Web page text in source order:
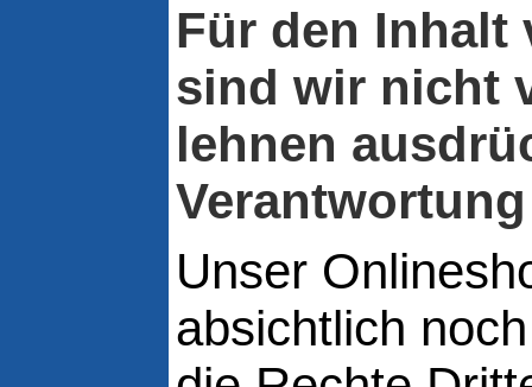
Für den Inhalt
sind wir nicht
lehnen
Unser
absichtlich